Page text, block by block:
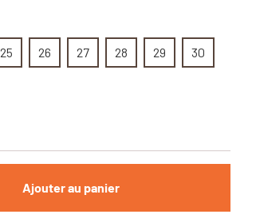
25 26 27 28 29 30
Ajouter au panier